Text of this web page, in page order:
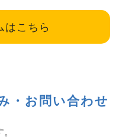
はこちら
・お問い合わせ